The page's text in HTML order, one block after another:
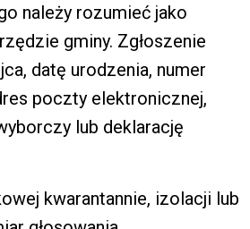
należy rozumieć jako
gminy. Zgłoszenie
datę urodzenia, numer
poczty elektronicznej,
lub deklarację
kwarantannie, izolacji lub